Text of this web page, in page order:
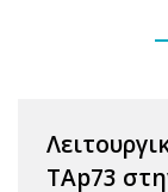
TAp73